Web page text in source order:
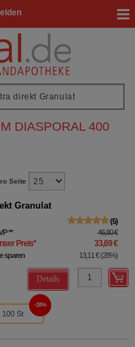
DIASPORAL 400
Seite
Granulat
5
** 46,80 €
Preis* 33,69 €
sparen 13,11 €(28%)
Details
100 St
28%